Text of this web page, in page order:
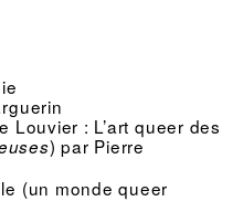
Louvier : L’art queer des
) par Pierre
(un monde queer